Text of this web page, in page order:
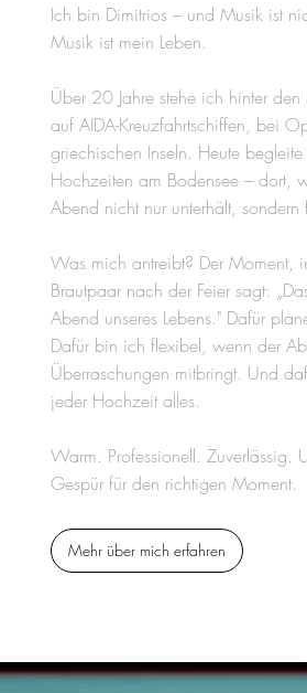
Ich bin Dimitrios – und Musik ist
Musik ist mein Leben.
Über 20 Jahre stehe ich hinter
auf AIDA-Kreuzfahrtschiffen, bei
griechischen Inseln. Heute
Hochzeiten am Bodensee – dort,
Abend nicht nur unterhält, sondern
Was mich antreibt? Der Moment,
Brautpaar nach der Feier sagt:
Abend unseres Lebens." Dafür
Dafür bin ich flexibel, wenn der
Überraschungen mitbringt. Und
jeder Hochzeit alles.
Warm. Professionell. Zuverlässig.
Gespür für den richtigen Moment.
Mehr über mich erfahren